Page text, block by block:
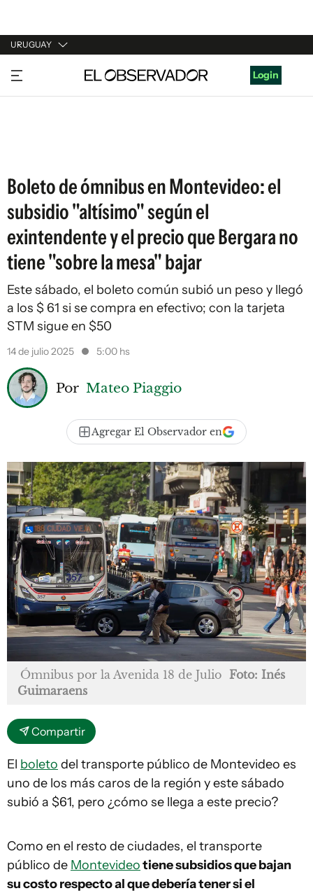
URUGUAY
URUGUAY
ARGENTINA
Login
Boleto de ómnibus en Montevideo: el
subsidio "altísimo" según el
exintendente y el precio que Bergara no
tiene "sobre la mesa" bajar
Este sábado, el boleto común subió un peso y llegó
a los $ 61 si se compra en efectivo; con la tarjeta
STM sigue en $50
14 de julio 2025 5:00 hs
Por Mateo Piaggio
Agregar El Observador en
Ómnibus por la Avenida 18 de Julio Foto: Inés
Guimaraens
Compartir
El boleto del transporte público de Montevideo es
uno de los más caros de la región y este sábado
subió a $61, pero ¿cómo se llega a este precio?
Como en el resto de ciudades, el transporte
público de Montevideotiene subsidios que bajan
su costo respecto al que debería tener si el